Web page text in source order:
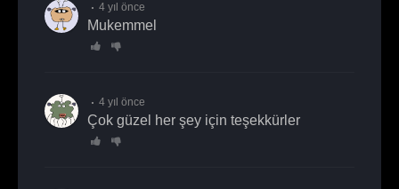
4 yıl önce
Mukemmel
4 yıl önce
Çok güzel her şey için teşekkürler